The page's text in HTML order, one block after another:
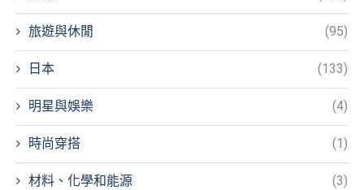
旅遊與休閒 (95)
日本 (133)
明星與娛樂 (4)
時尚穿搭 (1)
材料、化學和能源 (3)